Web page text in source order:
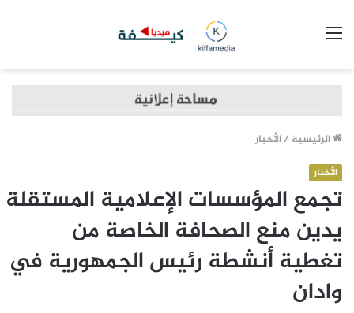
الرئيسية /الأخبار
الأخبار
تجمع المؤسسات الإعلامية المستقلة
يدين منع الصحافة الخاصة من
تغطية أنشطة رئيس الجمهورية في
وادان